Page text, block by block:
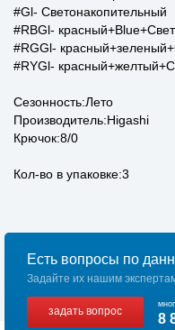
#Gl- Светонакопительный
#RBGl-
#RGGl-
#RYGl-
Сезонность:Лето
Производитель:Higashi
Крючок:8/0
Кол-во в упаковке:3
Есть вопросы по
Задайте их нашим
задать вопрос 8